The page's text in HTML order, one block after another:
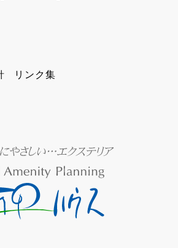
リンク集